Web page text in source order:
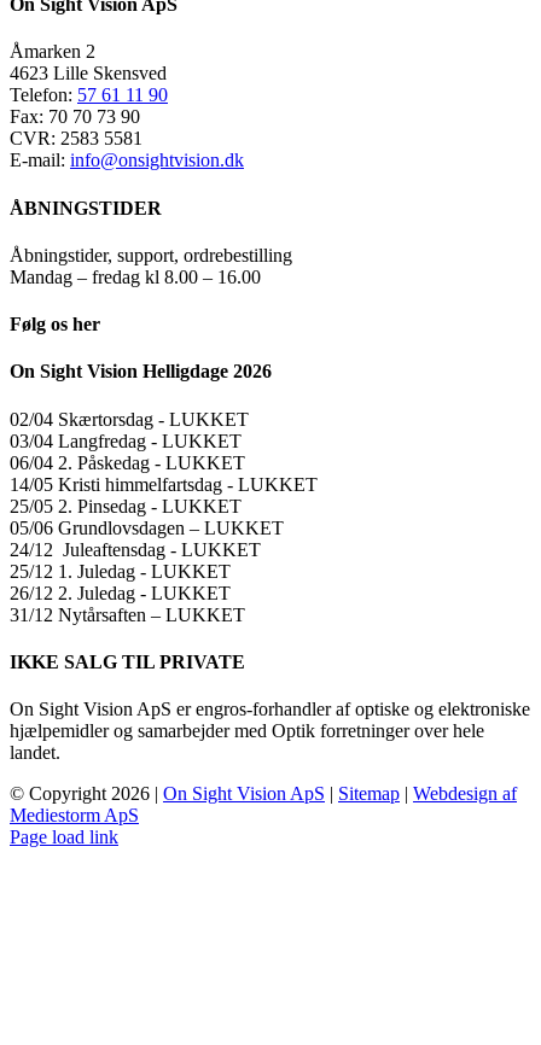
On Sight Vision ApS
Åmarken 2
4623 Lille Skensved
Telefon: 57 61 11 90
Fax: 70 70 73 90
CVR: 2583 5581
E-mail: info@onsightvision.dk
ÅBNINGSTIDER
Åbningstider, support, ordrebestilling
Mandag – fredag kl 8.00 – 16.00
Følg os her
On Sight Vision Helligdage 2026
02/04 Skærtorsdag ​​- LUKKET
03/04 Langfredag ​​- LUKKET
06/04 2. Påskedag ​​- LUKKET
14/05 Kristi himmelfartsdag ​​- LUKKET
25/05 2. Pinsedag ​​- LUKKET
05/06 Grundlovsdagen – LUKKET
24/12 Juleaftensdag ​​- LUKKET
25/12 1. Juledag ​​- LUKKET
26/12 2. Juledag ​​- LUKKET
31/12 Nytårsaften – LUKKET
IKKE SALG TIL PRIVATE
On Sight Vision ApS er engros-forhandler af optiske og elektroniske
hjælpemidler og samarbejder med Optik forretninger over hele
landet.
© Copyright 2026 | On Sight Vision ApS | Sitemap | Webdesign af
Mediestorm ApS
Page load link